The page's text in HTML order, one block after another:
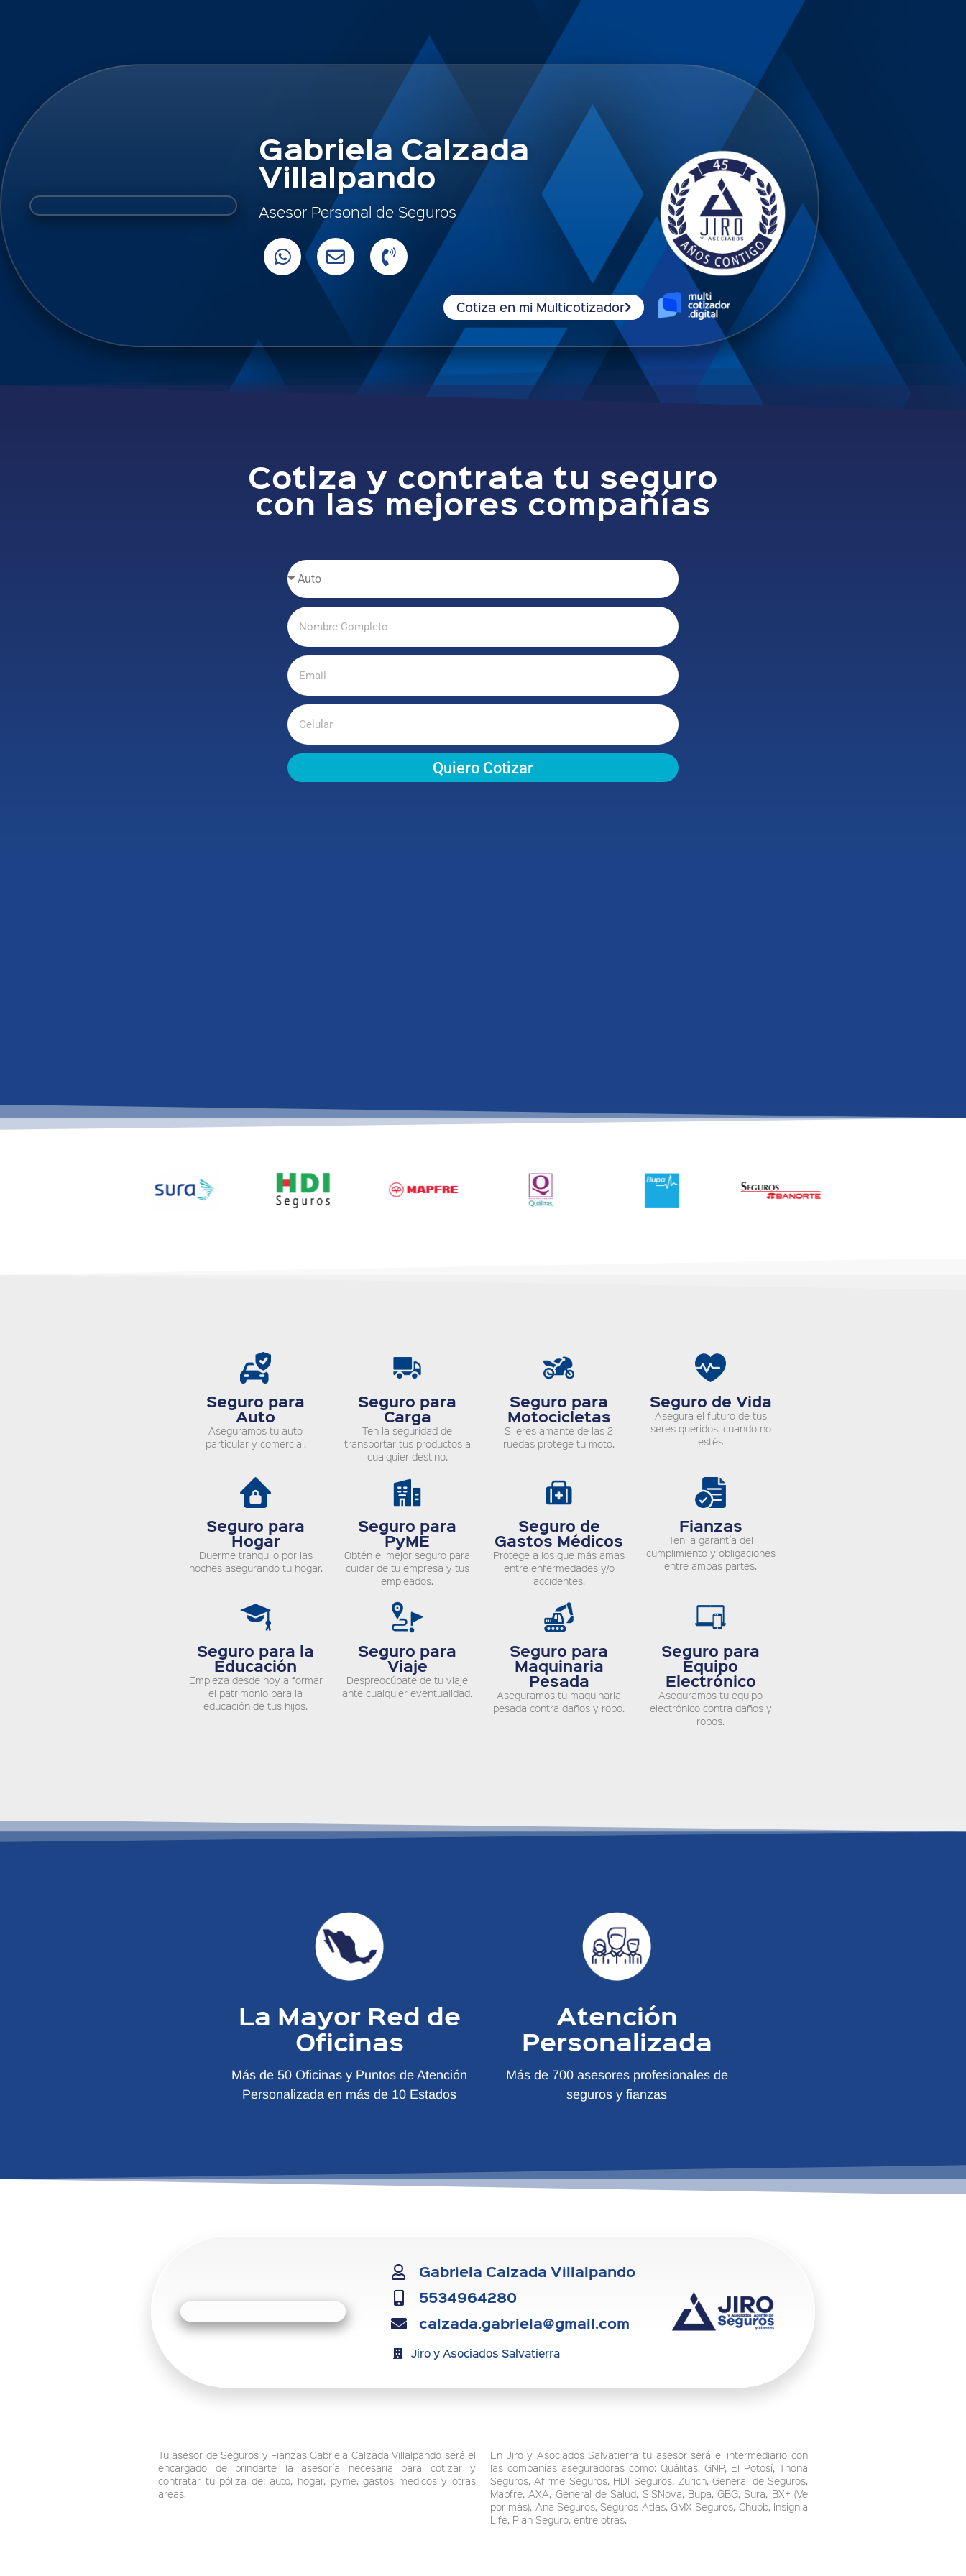
Gabriela Calzada
Villalpando
Asesor Personal de Seguros
Cotiza en mi Multicotizador
Cotiza y contrata tu seguro
con las mejores compañías
Quiero Cotizar
Seguro para
Auto
Aseguramos tu auto
particular y comercial.
Seguro para
Carga
Ten la seguridad de
transportar tus productos a
cualquier destino.
Seguro para
Motocicletas
Si eres amante de las 2
ruedas protege tu moto.
Seguro de Vida
Asegura el futuro de tus
seres queridos, cuando no
estés
Seguro para
Hogar
Duerme tranquilo por las
noches asegurando tu hogar.
Seguro para
PyME
Obtén el mejor seguro para
cuidar de tu empresa y tus
empleados.
Seguro de
Gastos Médicos
Protege a los que más amas
entre enfermedades y/o
accidentes.
Fianzas
Ten la garantía del
cumplimiento y obligaciones
entre ambas partes.
Seguro para la
Educación
Empieza desde hoy a formar
el patrimonio para la
educación de tus hijos.
Seguro para
Viaje
Despreocúpate de tu viaje
ante cualquier eventualidad.
Seguro para
Maquinaria
Pesada
Aseguramos tu maquinaria
pesada contra daños y robo.
Seguro para
Equipo
Electrónico
Aseguramos tu equipo
electrónico contra daños y
robos.
La Mayor Red de
Oficinas
Más de 50 Oficinas y Puntos de Atención
Personalizada en más de 10 Estados
Atención
Personalizada
Más de 700 asesores profesionales de
seguros y fianzas
Gabriela Calzada Villalpando
5534964280
calzada.gabriela@gmail.com
Jiro y Asociados Salvatierra
Tu asesor de Seguros y Fianzas Gabriela Calzada Villalpando será el
encargado de brindarte la asesoría necesaria para cotizar y
contratar tu póliza de: auto, hogar, pyme, gastos medicos y otras
areas.
En Jiro y Asociados Salvatierra tu asesor será el intermediario con
las compañías aseguradoras como: Quálitas, GNP, El Potosí, Thona
Seguros, Afirme Seguros, HDI Seguros, Zurich, General de Seguros,
Mapfre, AXA, General de Salud, SiSNova, Bupa, GBG, Sura, BX+ (Ve
por más), Ana Seguros, Seguros Atlas, GMX Seguros, Chubb, Insignia
Life, Plan Seguro, entre otras.